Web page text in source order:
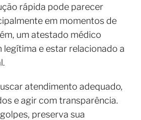
rápida pode parecer
em momentos de
um atestado médico
e estar relacionado a
atendimento adequado,
e agir com transparência.
preserva sua